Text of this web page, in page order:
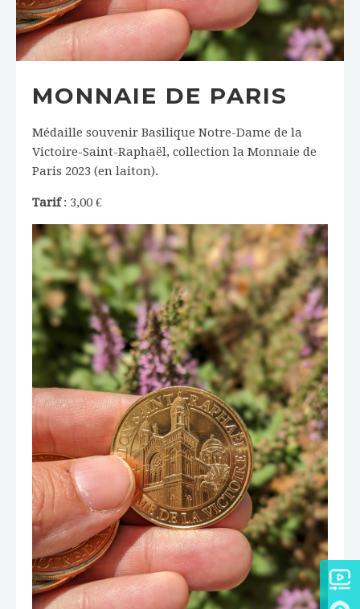
MONNAIE DE PARIS
Médaille souvenir Basilique Notre-Dame de la
Victoire-Saint-Raphaël, collection la Monnaie de
Paris 2023 (en laiton).
Tarif: 3,00 €